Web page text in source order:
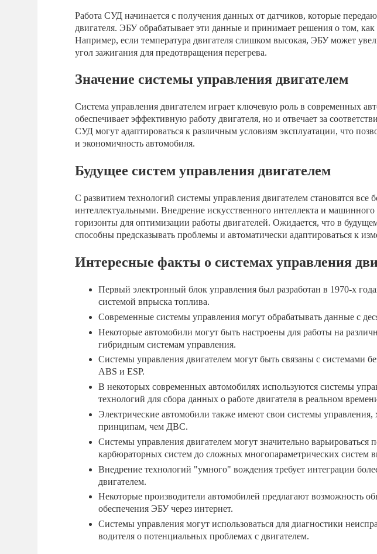
Работа СУД начинается с получения данных от датчиков, которые
двигателя. ЭБУ обрабатывает эти данные и принимает решения о том, как
Например, если температура двигателя слишком высокая, ЭБУ может
угол зажигания для предотвращения перегрева.
Значение системы управления двигателем
Система управления двигателем играет ключевую роль в современных
обеспечивает эффективную работу двигателя, но и отвечает за
СУД могут адаптироваться к различным условиям эксплуатации, что
и экономичность автомобиля.
Будущее систем управления двигателем
С развитием технологий системы управления двигателем становятся все
интеллектуальными. Внедрение искусственного интеллекта и
горизонты для оптимизации работы двигателей. Ожидается, что в
способны предсказывать проблемы и автоматически адаптироваться к
Интересные факты о системах управления
Первый электронный блок управления был разработан в 1970-х
системой впрыска топлива.
Современные системы управления могут обрабатывать данные с
Некоторые автомобили могут быть настроены для работы на
гибридным системам управления.
Системы управления двигателем могут быть связаны с системами
ABS и ESP.
В некоторых современных автомобилях используются системы
технологий для сбора данных о работе двигателя в реальном
Электрические автомобили также имеют свои системы управления,
принципам, чем ДВС.
Системы управления двигателем могут значительно варьироваться
карбюраторных систем до сложных многопараметрических систем
Внедрение технологий "умного" вождения требует интеграции
двигателем.
Некоторые производители автомобилей предлагают возможность
обеспечения ЭБУ через интернет.
Системы управления могут использоваться для диагностики
водителя о потенциальных проблемах с двигателем.